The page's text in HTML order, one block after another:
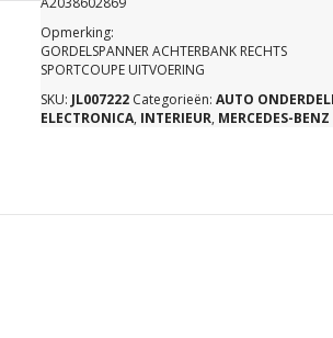
RA
A2038601869
Opmerking:
GORDELSPANNER ACHTERBANK RECHTS
SPORTCOUPE UITVOERING
SKU: JL007222 Categorieën: AUTO
ELECTRONICA, INTERIEUR, MERCEDES-BENZ